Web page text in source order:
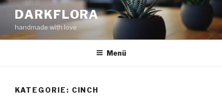
Zum
Inhalt
springen
DARKFLORA
handmade with love
Menü
KATEGORIE: CINCH